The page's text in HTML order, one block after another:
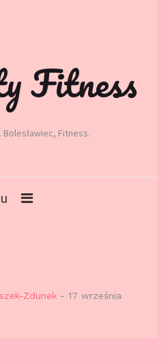
Fitness
Fitness.
Zdunek - 17 września